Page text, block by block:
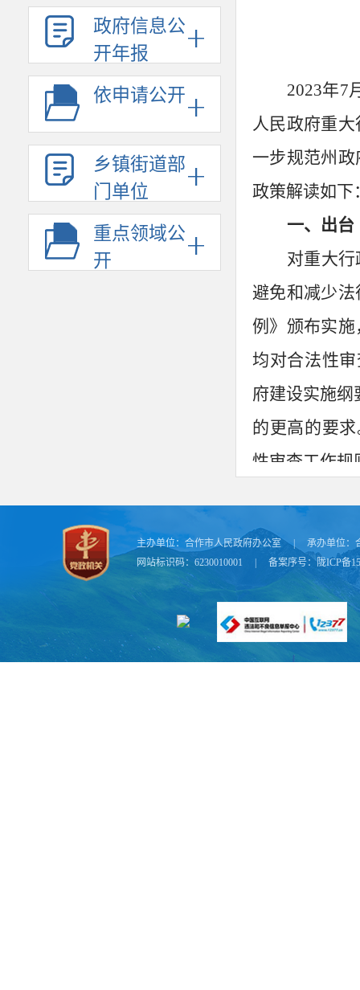
政府信息公
开年报
依申请公开
乡镇街道部
门单位
重点领域公
开
2023年7
人民政府重
一步规范州
政策解读如下
一、出台
对重大
避免和减少
例》颁布实
均对合法性
府建设实施纲
的更高的要
性审查工作规
作要求，健
可操作性等
以流程促优
二、重大
《实施
主办单位： 合作市人民政府办公室 承办单位：
网站标识码：6230010001
备案序号：陇ICP备